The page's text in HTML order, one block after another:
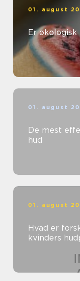
01. august
Er økologisk
01. august
De mest
hud
01. august
Hvad er
kvinders